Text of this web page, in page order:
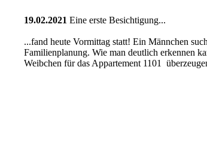
19.02.2021 Eine erste Besichtigung...
...fand heute Vormittag statt! Ein Männchen
Familienplanung. Wie man deutlich erkennen
Weibchen für das Appartement 1101